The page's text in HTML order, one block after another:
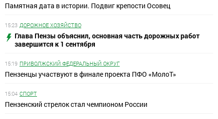
Памятная дата в истории. Подвиг крепости Осовец
15:23 ДОРОЖНОЕ ХОЗЯЙСТВО
Глава Пензы объяснил, основная часть дорожных работ
завершится к 1 сентября
15:19 ПРИВОЛЖСКИЙ ФЕДЕРАЛЬНЫЙ ОКРУГ
Пензенцы участвуют в финале проекта ПФО «МолоТ»
15:04 СПОРТ
Пензенский стрелок стал чемпионом России